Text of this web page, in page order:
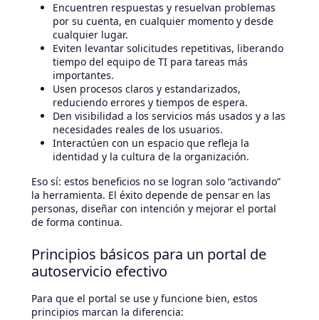
Encuentren respuestas y resuelvan problemas
por su cuenta, en cualquier momento y desde
cualquier lugar.
Eviten levantar solicitudes repetitivas, liberando
tiempo del equipo de TI para tareas más
importantes.
Usen procesos claros y estandarizados,
reduciendo errores y tiempos de espera.
Den visibilidad a los servicios más usados y a las
necesidades reales de los usuarios.
Interactúen con un espacio que refleja la
identidad y la cultura de la organización.
Eso sí: estos beneficios no se logran solo “activando”
la herramienta. El éxito depende de pensar en las
personas, diseñar con intención y mejorar el portal
de forma continua.
Principios básicos para un portal de
autoservicio efectivo
Para que el portal se use y funcione bien, estos
principios marcan la diferencia: